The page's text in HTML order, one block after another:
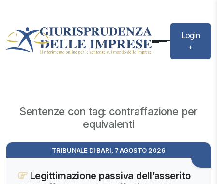
Login
+
Sentenze con tag: contraffazione per
equivalenti
TRIBUNALE DI BARI, 7 AGOSTO 2026
Legittimazione passiva dell’asserito